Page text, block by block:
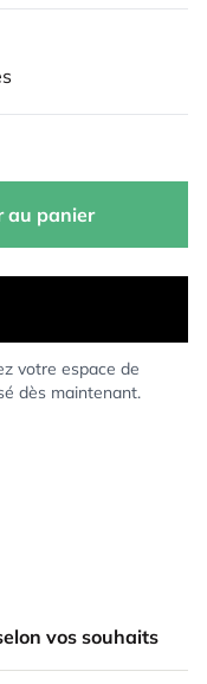
au panier
votre espace de
dès maintenant.
vos souhaits